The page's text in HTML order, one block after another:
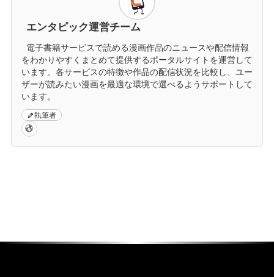
エンタピック運営チーム
電子書籍サービスで読める漫画作品のニュースや配信情報
をわかりやすくまとめて提供するポータルサイトを運営して
います。各サービスの特徴や作品の配信状況を比較し、ユー
ザーが読みたい漫画を最適な環境で選べるようサポートして
います。
執筆者